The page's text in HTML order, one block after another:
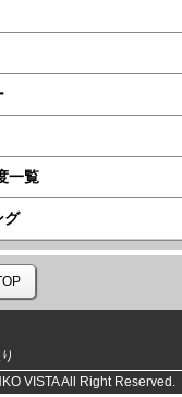
一覧
グ
VISTA All Right Reserved.